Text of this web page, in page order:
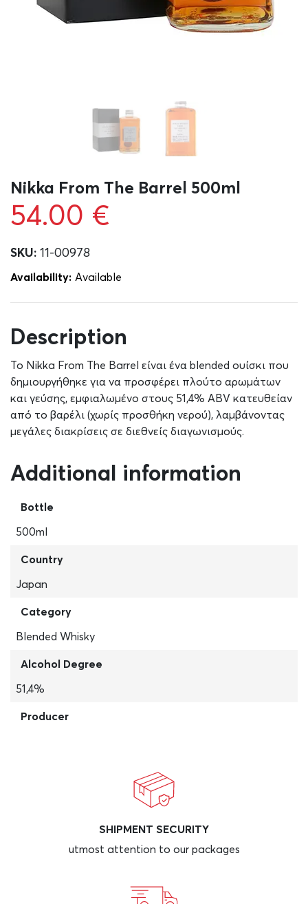
Nikka From The Barrel 500ml
54.00 €
SKU: 11-00978
Availability: Αvailable
Description
Το Nikka From The Barrel είναι ένα blended ουίσκι που
δημιουργήθηκε για να προσφέρει πλούτο αρωμάτων
και γεύσης, εμφιαλωμένο στους 51,4% ABV κατευθείαν
από το βαρέλι (χωρίς προσθήκη νερού), λαμβάνοντας
μεγάλες διακρίσεις σε διεθνείς διαγωνισμούς.
Additional information
Bottle
500ml
Country
Japan
Category
Blended Whisky
Alcohol Degree
51,4%
Producer
SHIPMENT SECURITY
utmost attention to our packages